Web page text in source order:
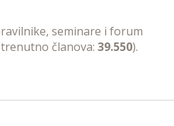
seminare i forum
članova: 39.550).